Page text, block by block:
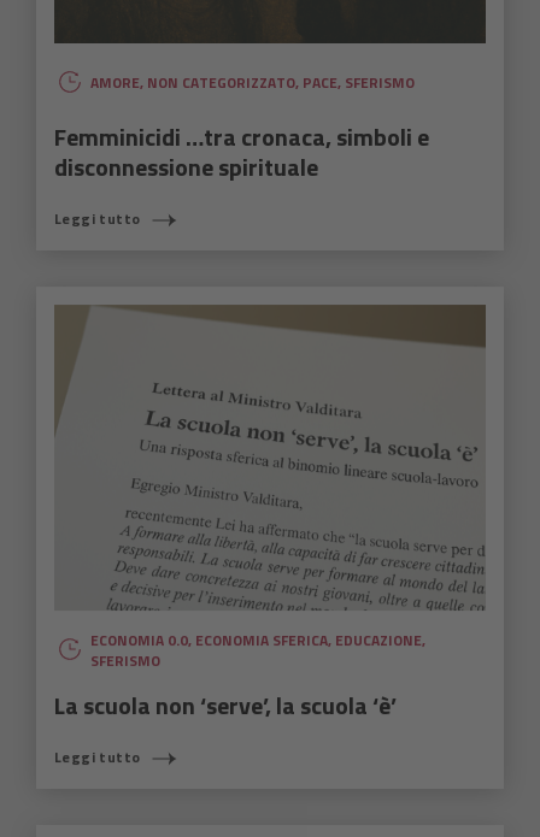
AMORE, NON CATEGORIZZATO, PACE, SFERISMO
Femminicidi …tra cronaca, simboli e
disconnessione spirituale
Leggi tutto
ECONOMIA 0.0, ECONOMIA SFERICA, EDUCAZIONE,
SFERISMO
La scuola non ‘serve’, la scuola ‘è’
Leggi tutto